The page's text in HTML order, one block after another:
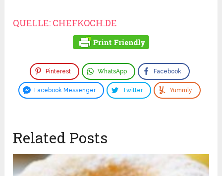
QUELLE: CHEFKOCH.DE
Pinterest WhatsApp Facebook
Facebook Messenger Twitter Yummly
Related Posts